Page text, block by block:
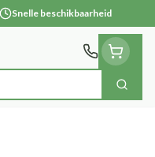
Snelle beschikbaarheid
Zoek